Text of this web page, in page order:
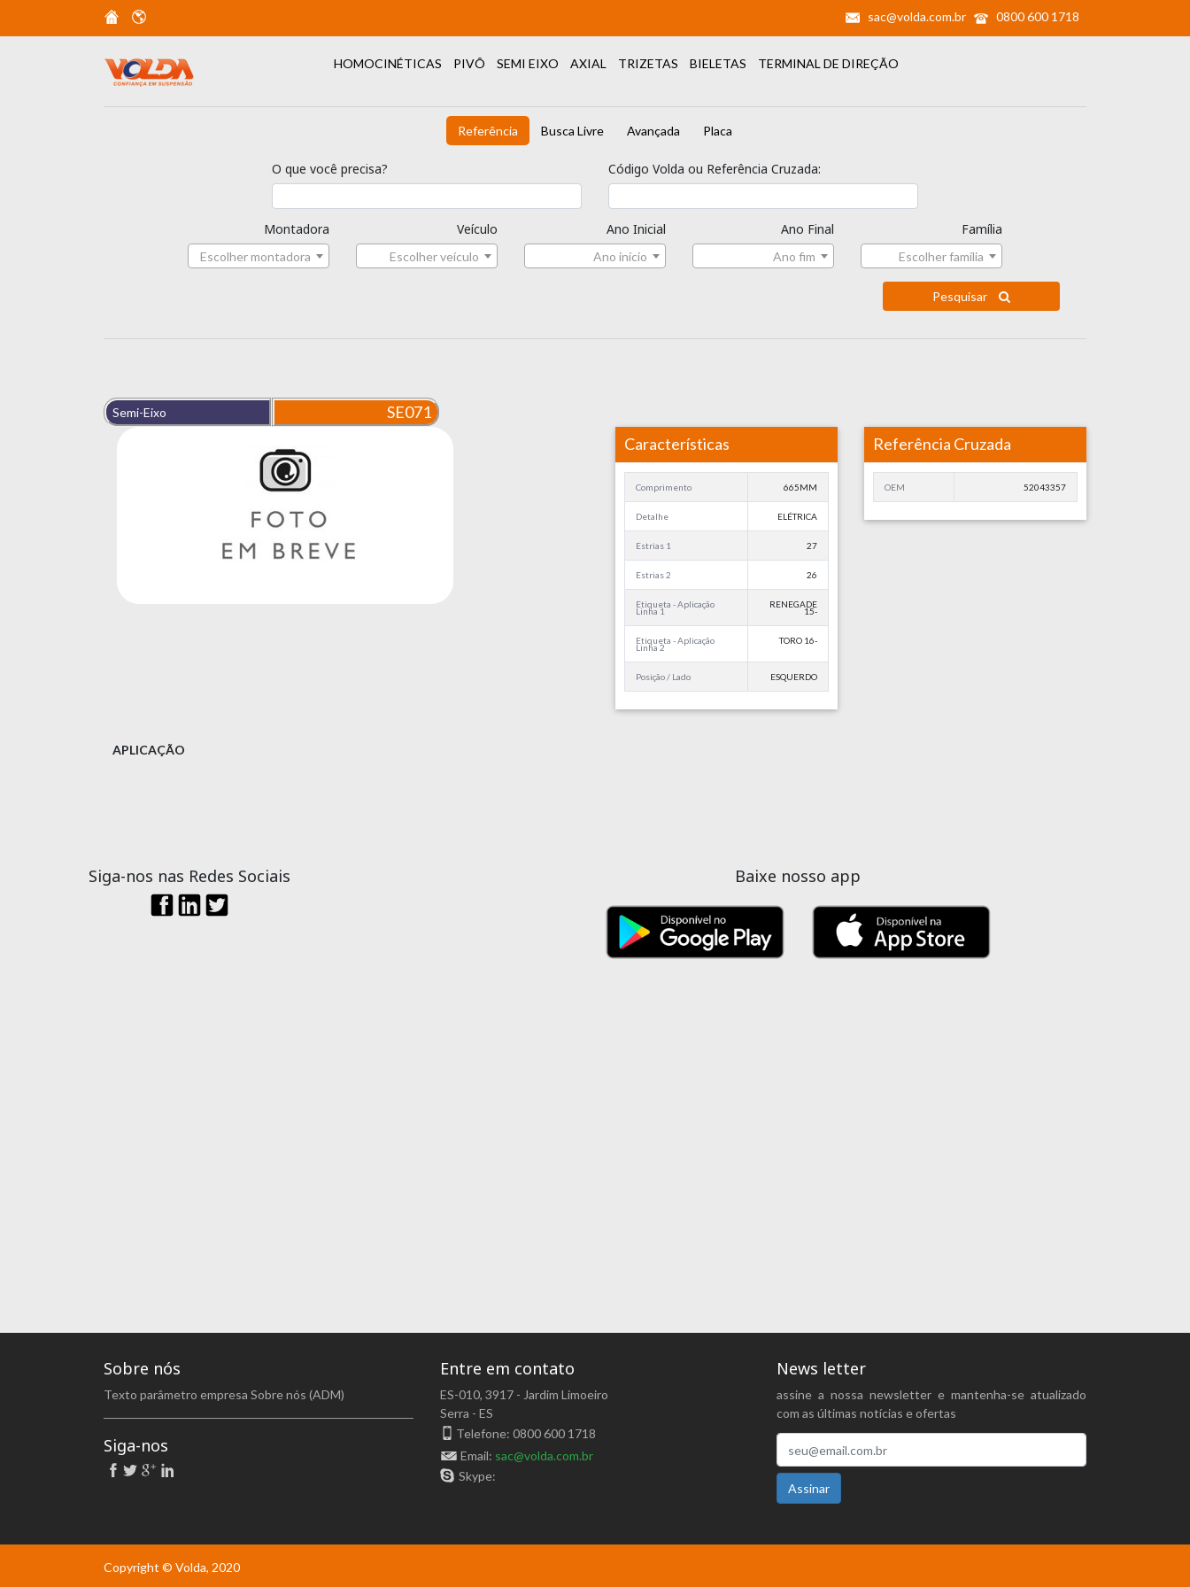
sac@volda.com.br 0800 600 1718
HOMOCINÉTICAS PIVÔ SEMI EIXO AXIAL TRIZETAS BIELETAS TERMINAL DE DIREÇÃO
Referência Busca Livre Avançada Placa
O que você precisa? Código Volda ou Referência Cruzada:
Montadora
Escolher montadora
Veículo
Escolher veículo
Ano Inicial
Ano início
Ano Final
Ano fim
Família
Escolher família
Pesquisar
Semi-Eixo
SE071
Características
Comprimento 665MM
Detalhe ELÉTRICA
Estrias 1 27
Estrias 2 26
Etiqueta - Aplicação
Linha 1
RENEGADE
15-
Etiqueta - Aplicação
Linha 2
TORO 16-
Posição / Lado ESQUERDO
Referência Cruzada
OEM 52043357
APLICAÇÃO
Siga-nos nas Redes Sociais Baixe nosso app
Sobre nós
Texto parâmetro empresa Sobre nós (ADM)
Siga-nos
Entre em contato
ES-010, 3917 - Jardim Limoeiro
Serra - ES
Telefone: 0800 600 1718
Email: sac@volda.com.br
Skype:
News letter
assine a nossa newsletter e mantenha-se atualizado
com as últimas notícias e ofertas
Assinar
Copyright © Volda, 2020